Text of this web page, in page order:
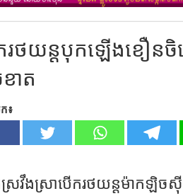
រថយន្ដបុកឡើងខឿនចិ
ខាត
៖
ស្រវឹងស្រាបើករថយន្ដម៉ាកឡិ